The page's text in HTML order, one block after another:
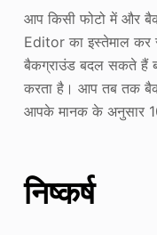
आप किसी फोटो में और
Editor का इस्तेमाल
बैकग्राउंड बदल सकते हैं
करता है। आप तब तक
आपके मानक के अनुसार
निष्कर्ष